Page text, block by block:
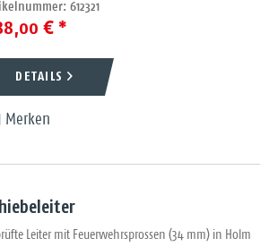
612321
€ *
DETAILS
Merken
Leiter mit Feuerwehrsprossen (34 mm) in Holm